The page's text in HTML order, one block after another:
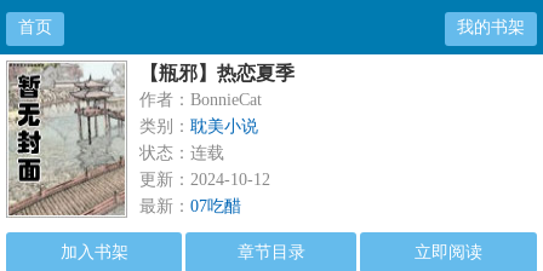
首页 我的书架
【瓶邪】热恋夏季
作者：BonnieCat
类别： 耽美小说
状态：连载
更新：2024-10-12
最新： 07吃醋
加入书架 章节目录 立即阅读